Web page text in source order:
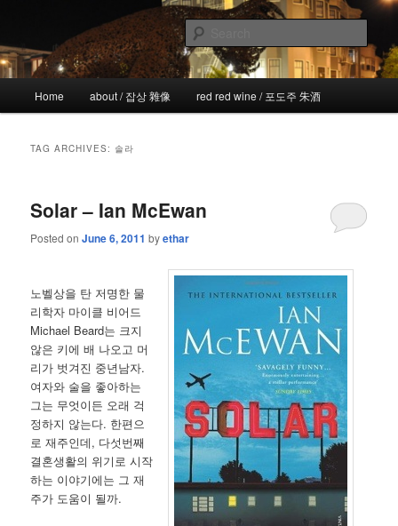
primary
content
secondary
content!wicked
the more I see the less I know
Home about / 잡상 雜像 red red wine / 포도주 朱酒
TAG ARCHIVES: 솔라
Solar – Ian McEwan
Posted onJune 6, 2011 byethar
노벨상을 탄 저명한 물
리학자 마이클 비어드
Michael Beard는 크지
않은 키에 배 나오고 머
리가 벗겨진 중년남자.
여자와 술을 좋아하는
그는 무엇이든 오래 걱
정하지 않는다. 한편으
로 재주인데, 다섯번째
결혼생활의 위기로 시작
하는 이야기에는 그 재
주가 도움이 될까.